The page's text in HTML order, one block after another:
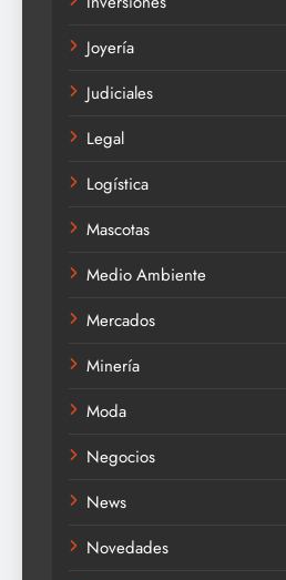
Joyería
Judiciales
Legal
Logística
Mascotas
Medio Ambiente
Mercados
Minería
Moda
Negocios
News
Novedades